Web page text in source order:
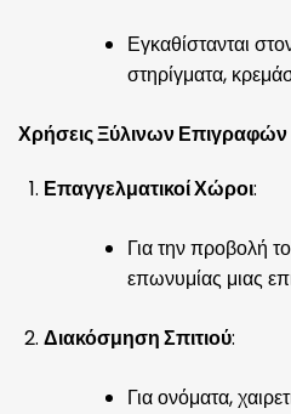
Εγκαθίστανται
στηρίγματα,
Χρήσεις Ξύλινων Επιγραφών
Επαγγελματικοί Χώροι:
Για την προβολή
επωνυμίας μιας
Διακόσμηση Σπιτιού:
Για ονόματα,